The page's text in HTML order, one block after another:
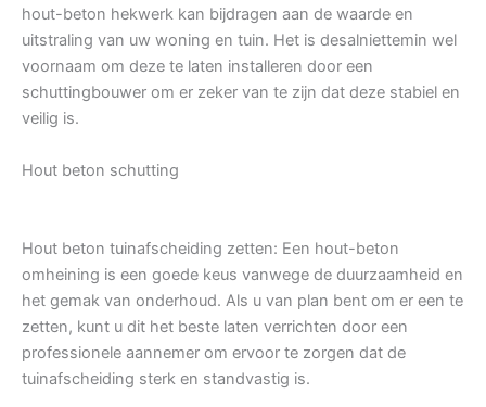
hout-beton hekwerk kan bijdragen aan de waarde en
uitstraling van uw woning en tuin. Het is desalniettemin wel
voornaam om deze te laten installeren door een
schuttingbouwer om er zeker van te zijn dat deze stabiel en
veilig is.
Hout beton schutting
Hout beton tuinafscheiding zetten: Een hout-beton
omheining is een goede keus vanwege de duurzaamheid en
het gemak van onderhoud. Als u van plan bent om er een te
zetten, kunt u dit het beste laten verrichten door een
professionele aannemer om ervoor te zorgen dat de
tuinafscheiding sterk en standvastig is.